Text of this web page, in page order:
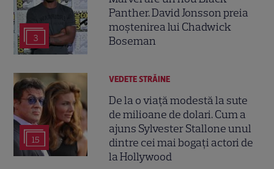
3
Panther. David Jonsson preia
moștenirea lui Chadwick
Boseman
15
VEDETE STRĂINE
De la o viață modestă la sute
de milioane de dolari. Cum a
ajuns Sylvester Stallone unul
dintre cei mai bogați actori de
la Hollywood